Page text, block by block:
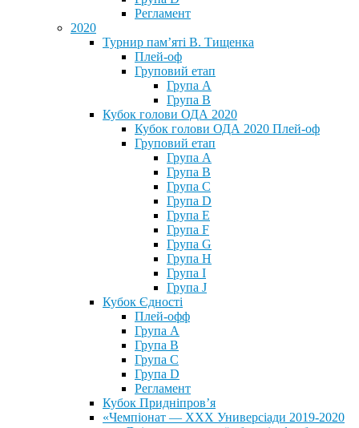
Регламент
2020
Турнир пам’яті В. Тищенка
Плей-оф
Груповий етап
Група А
Група В
Кубок голови ОДА 2020
Кубок голови ОДА 2020 Плей-оф
Груповий етап
Група A
Група B
Група C
Група D
Група E
Група F
Група G
Група H
Група I
Група J
Кубок Єдності
Плей-офф
Група А
Група В
Група С
Група D
Регламент
Кубок Придніпров’я
«Чемпіонат — ХХХ Универсіади 2019-2020